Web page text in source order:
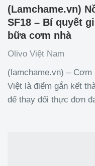
(Lamchame.vn)
SF18 – Bí quyết
bữa cơm nhà
Olivo Việt Nam
(lamchame.vn) –
Việt là điểm gắn kết
để thay đổi thực đơn